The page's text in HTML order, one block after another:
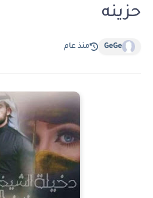
حزينه
GeGe منذ عام